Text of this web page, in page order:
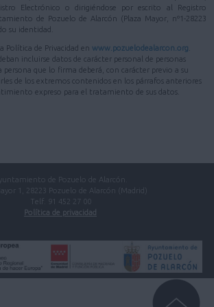
Electrónico o dirigiéndose por escrito al Registro
de Pozuelo de Alarcón (Plaza Mayor, nº1-28223
su identidad.
Política de Privacidad en www.pozuelodealarcon.org
incluirse datos de carácter personal de personas
persona que lo firma deberá, con carácter previo a su
de los extremos contenidos en los párrafos anteriores
expreso para el tratamiento de sus datos.
de Pozuelo de Alarcón.
1, 28223 Pozuelo de Alarcón (Madrid)
Telf. 91 452 27 00
Política de privacidad